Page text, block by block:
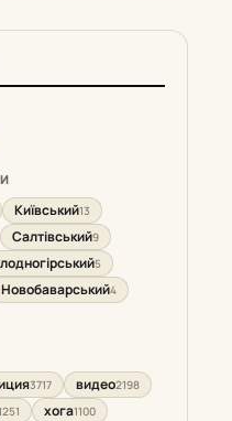
Київський13
Салтівський9
5
Новобаварський4
3717 видео2198
хога1100